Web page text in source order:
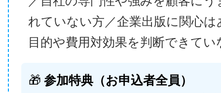
れていない方／企業出版に関心
目的や費用対効果を判断できてい
🎁 参加特典（お申込者全員）